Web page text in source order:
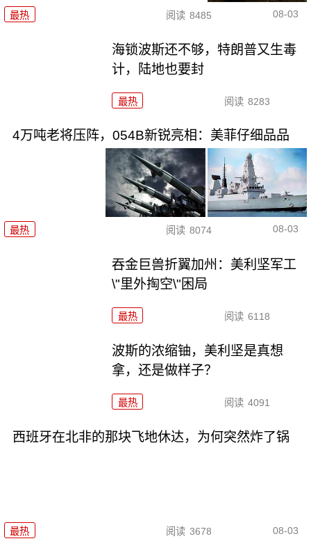
最热 阅读 8485 08-03
海锁波斯还不够，特朗普又生毒
计，陆地也要封
最热 阅读 8283
4万吨老将压阵，054B新锐亮相：美菲仔细品品
最热 阅读 8074 08-03
吞金巨兽折翼加州：美利坚军工
\"里外掏空\"困局
最热 阅读 6118
波斯的浓缩铀，美利坚是真想
拿，还是做样子？
最热 阅读 4091
西班牙在北非的那块飞地休达，为何突然炸了锅
最热 阅读 3678 08-03